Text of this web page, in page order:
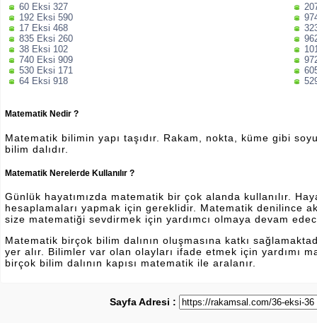
60 Eksi 327
192 Eksi 590
17 Eksi 468
835 Eksi 260
38 Eksi 102
740 Eksi 909
530 Eksi 171
64 Eksi 918
Matematik Nedir ?
Matematik bilimin yapı taşıdır. Rakam, nokta, küme gibi
bilim dalıdır.
Matematik Nerelerde Kullanılır ?
Günlük hayatımızda matematik bir çok alanda kullanılır.
hesaplamaları yapmak için gereklidir. Matematik denilince
size matematiği sevdirmek için yardımcı olmaya devam
Matematik birçok bilim dalının oluşmasına katkı
yer alır. Bilimler var olan olayları ifade etmek için yardımı
birçok bilim dalının kapısı matematik ile aralanır.
Sayfa Adresi :